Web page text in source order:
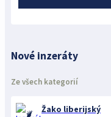
Nové inzeráty
Ze všech kategorií
Žako liberijský